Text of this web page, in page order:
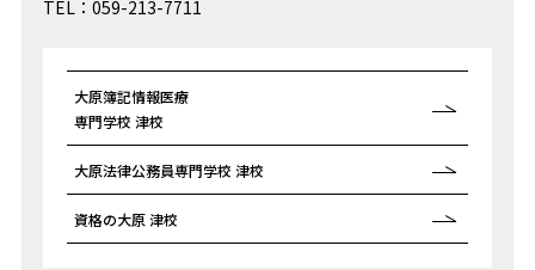
TEL：059-213-7711
大原簿記情報医療
専門学校 津校
大原法律公務員専門学校 津校
資格の大原 津校